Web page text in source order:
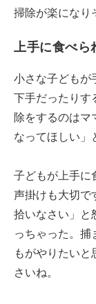
掃除が楽になり
上手に食べ
小さな子どもが
下手だったりす
除をするのはマ
なってほしい」
子どもが上手に
声掛けも大切で
拾いなさい」と
っちゃった。捕
もがやりたい
さいね。